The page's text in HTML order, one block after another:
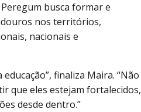
busca formar e
nos territórios,
nacionais e
finaliza Maira. “Não
que eles estejam fortalecidos,
desde dentro.”